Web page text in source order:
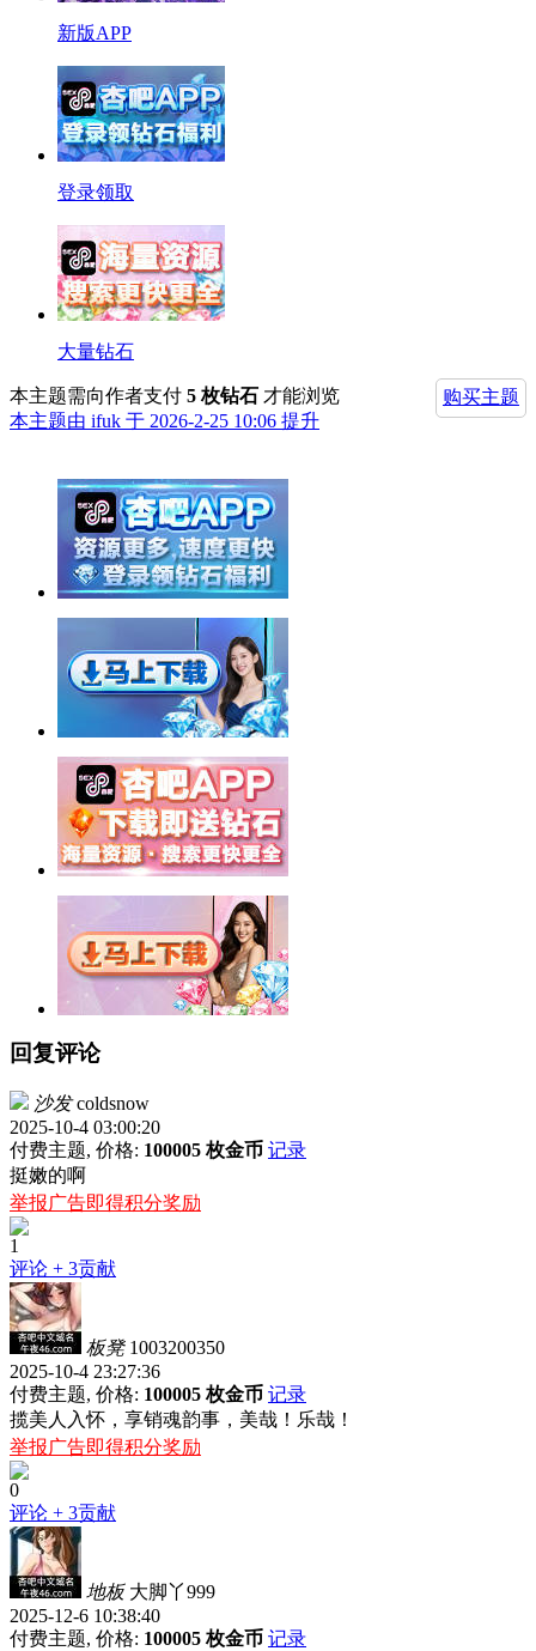
新版APP
登录领取
大量钻石
购买主题
本主题需向作者支付 5 枚钻石 才能浏览
本主题由 ifuk 于 2026-2-25 10:06 提升
回复评论
沙发 coldsnow
2025-10-4 03:00:20
付费主题, 价格: 100005 枚金币 记录
挺嫩的啊
举报广告即得积分奖励
1
评论 + 3贡献
板凳 1003200350
2025-10-4 23:27:36
付费主题, 价格: 100005 枚金币 记录
揽美人入怀，享销魂韵事，美哉！乐哉！
举报广告即得积分奖励
0
评论 + 3贡献
地板 大脚丫999
2025-12-6 10:38:40
付费主题, 价格: 100005 枚金币 记录